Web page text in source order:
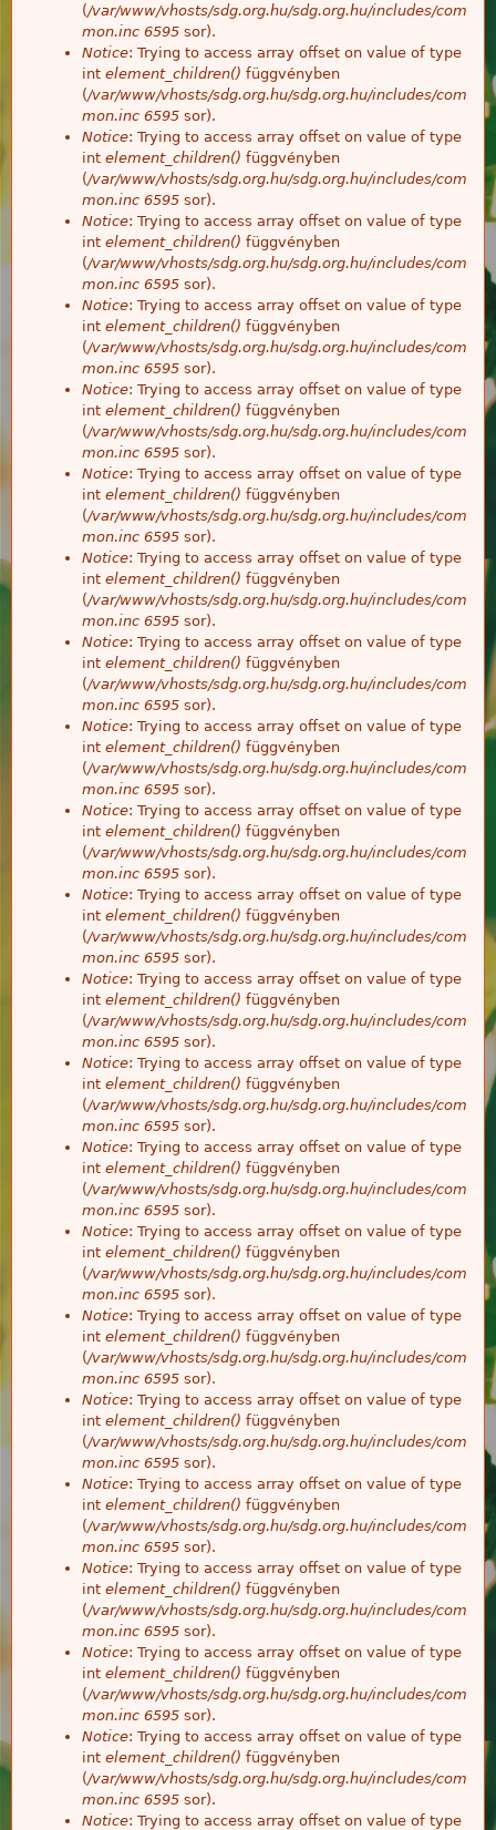
(/var/www/vhosts/sdg.org.hu/sdg.org.hu/includes/com
mon.inc 6595 sor).
Notice: Trying to access array offset on value of type
int element_children() függvényben
(/var/www/vhosts/sdg.org.hu/sdg.org.hu/includes/com
mon.inc 6595 sor).
Notice: Trying to access array offset on value of type
int element_children() függvényben
(/var/www/vhosts/sdg.org.hu/sdg.org.hu/includes/com
mon.inc 6595 sor).
Notice: Trying to access array offset on value of type
int element_children() függvényben
(/var/www/vhosts/sdg.org.hu/sdg.org.hu/includes/com
mon.inc 6595 sor).
Notice: Trying to access array offset on value of type
int element_children() függvényben
(/var/www/vhosts/sdg.org.hu/sdg.org.hu/includes/com
mon.inc 6595 sor).
Notice: Trying to access array offset on value of type
int element_children() függvényben
(/var/www/vhosts/sdg.org.hu/sdg.org.hu/includes/com
mon.inc 6595 sor).
Notice: Trying to access array offset on value of type
int element_children() függvényben
(/var/www/vhosts/sdg.org.hu/sdg.org.hu/includes/com
mon.inc 6595 sor).
Notice: Trying to access array offset on value of type
int element_children() függvényben
(/var/www/vhosts/sdg.org.hu/sdg.org.hu/includes/com
mon.inc 6595 sor).
Notice: Trying to access array offset on value of type
int element_children() függvényben
(/var/www/vhosts/sdg.org.hu/sdg.org.hu/includes/com
mon.inc 6595 sor).
Notice: Trying to access array offset on value of type
int element_children() függvényben
(/var/www/vhosts/sdg.org.hu/sdg.org.hu/includes/com
mon.inc 6595 sor).
Notice: Trying to access array offset on value of type
int element_children() függvényben
(/var/www/vhosts/sdg.org.hu/sdg.org.hu/includes/com
mon.inc 6595 sor).
Notice: Trying to access array offset on value of type
int element_children() függvényben
(/var/www/vhosts/sdg.org.hu/sdg.org.hu/includes/com
mon.inc 6595 sor).
Notice: Trying to access array offset on value of type
int element_children() függvényben
(/var/www/vhosts/sdg.org.hu/sdg.org.hu/includes/com
mon.inc 6595 sor).
Notice: Trying to access array offset on value of type
int element_children() függvényben
(/var/www/vhosts/sdg.org.hu/sdg.org.hu/includes/com
mon.inc 6595 sor).
Notice: Trying to access array offset on value of type
int element_children() függvényben
(/var/www/vhosts/sdg.org.hu/sdg.org.hu/includes/com
mon.inc 6595 sor).
Notice: Trying to access array offset on value of type
int element_children() függvényben
(/var/www/vhosts/sdg.org.hu/sdg.org.hu/includes/com
mon.inc 6595 sor).
Notice: Trying to access array offset on value of type
int element_children() függvényben
(/var/www/vhosts/sdg.org.hu/sdg.org.hu/includes/com
mon.inc 6595 sor).
Notice: Trying to access array offset on value of type
int element_children() függvényben
(/var/www/vhosts/sdg.org.hu/sdg.org.hu/includes/com
mon.inc 6595 sor).
Notice: Trying to access array offset on value of type
int element_children() függvényben
(/var/www/vhosts/sdg.org.hu/sdg.org.hu/includes/com
mon.inc 6595 sor).
Notice: Trying to access array offset on value of type
int element_children() függvényben
(/var/www/vhosts/sdg.org.hu/sdg.org.hu/includes/com
mon.inc 6595 sor).
Notice: Trying to access array offset on value of type
int element_children() függvényben
(/var/www/vhosts/sdg.org.hu/sdg.org.hu/includes/com
mon.inc 6595 sor).
Notice: Trying to access array offset on value of type
int element_children() függvényben
(/var/www/vhosts/sdg.org.hu/sdg.org.hu/includes/com
mon.inc 6595 sor).
Notice: Trying to access array offset on value of type